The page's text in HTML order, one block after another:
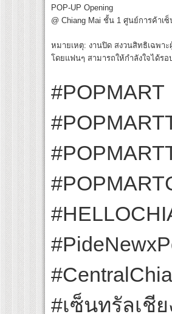
POP-UP Opening
@ Chiang Mai ชั้น 1 ศูนย์การค้าเ
หมายเหตุ: งานปิด สงวนสิทธิเฉพา
โดยแฟนๆ สามารถให้กำลังใจได้รอ
#POPMART
#เซ็นทรัลเชี